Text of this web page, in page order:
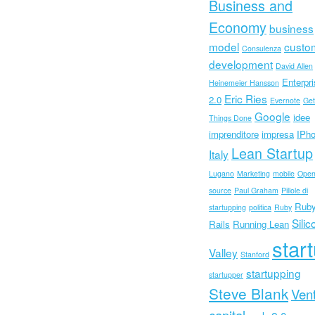
Business and
Economybusiness
model Consulenza
development David Allen
Heinemeier Hansson
2.0 Eric Ries Evernote
Things Done Google idee
imprenditore impresa
Italy Lean Startup
Lugano Marketing mobile Open
source Paul Graham Pillole di
startupping politica Ruby
Rails Running Lean
Valley Stanford
startupper startupping
Steve Blank